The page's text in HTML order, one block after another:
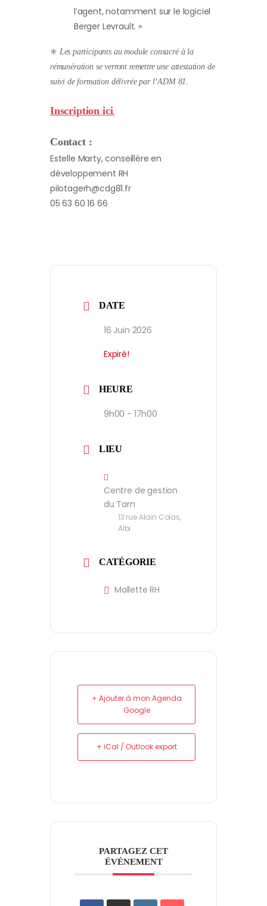
l’agent, notamment sur le logiciel
Berger Levrault. »
✳️ Les participants au module consacré à la
rémunération se verront remettre une attestation de
suivi de formation délivrée par l’ADM 81.
Inscription ici.
Contact :
Estelle Marty, conseillère en
développement RH
pilotagerh@cdg81.fr
05 63 60 16 66
DATE
16 Juin 2026
Expiré!
HEURE
9h00 - 17h00
LIEU
Centre de gestion
du Tarn
13 rue Alain Colas,
Albi
CATÉGORIE
Mallette RH
+ Ajouter à mon Agenda
Google
+ iCal / Outlook export
PARTAGEZ CET
ÉVÉNEMENT